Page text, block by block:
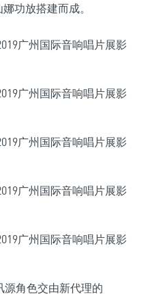
功放搭建而成。
源角色交由新代理的